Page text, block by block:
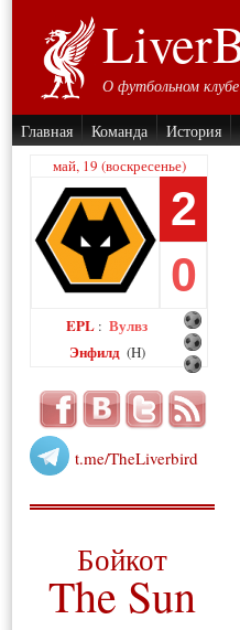
О футбольном
Главная Команда История
май, 19 (воскресенье)
2
0
EPL : Вулвз
Энфилд (H)
t.me/TheLiverbird
Бойкот
The Sun